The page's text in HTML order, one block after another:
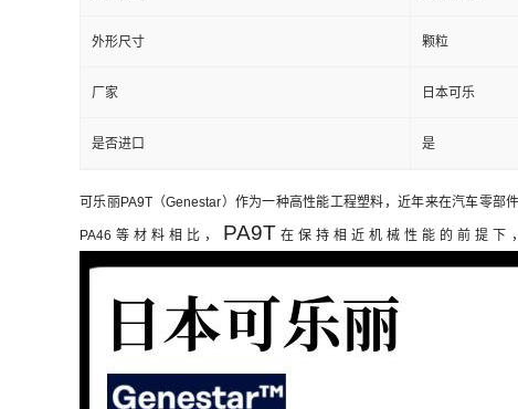
外形尺寸 颗粒
厂家 日本可乐
是否进口 是
可乐丽PA9T（Genestar）作为一种高性能工程塑料，近年来在汽车零部
PA46等材料相比， PA9T 在保持相近机械性能的前提下